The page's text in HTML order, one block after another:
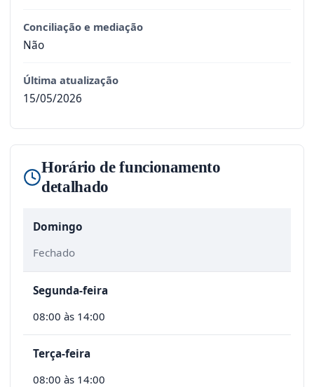
Conciliação e mediação
Não
Última atualização
15/05/2026
Horário de funcionamento
detalhado
Domingo
Fechado
Segunda-feira
08:00 às 14:00
Terça-feira
08:00 às 14:00